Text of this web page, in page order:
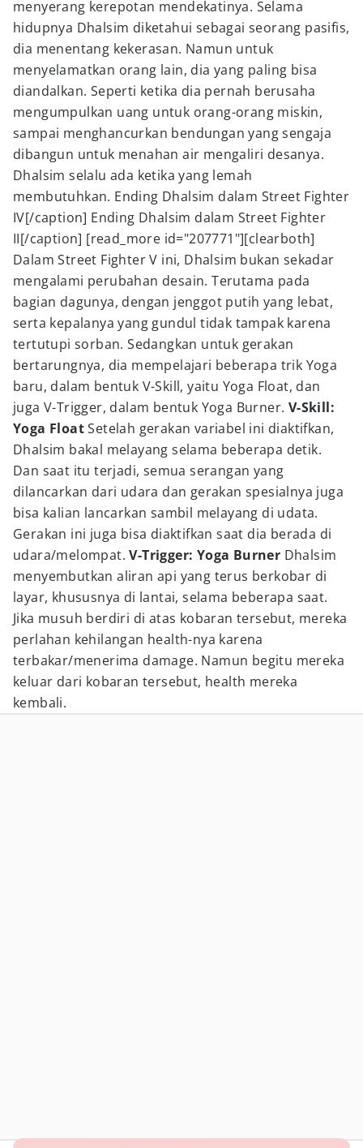
menyerang kerepotan mendekatinya. Selama
hidupnya Dhalsim diketahui sebagai seorang pasifis,
dia menentang kekerasan. Namun untuk
menyelamatkan orang lain, dia yang paling bisa
diandalkan. Seperti ketika dia pernah berusaha
mengumpulkan uang untuk orang-orang miskin,
sampai menghancurkan bendungan yang sengaja
dibangun untuk menahan air mengaliri desanya.
Dhalsim selalu ada ketika yang lemah
membutuhkan. Ending Dhalsim dalam Street Fighter
IV[/caption] Ending Dhalsim dalam Street Fighter
II[/caption] [read_more id="207771"][clearboth]
Dalam Street Fighter V ini, Dhalsim bukan sekadar
mengalami perubahan desain. Terutama pada
bagian dagunya, dengan jenggot putih yang lebat,
serta kepalanya yang gundul tidak tampak karena
tertutupi sorban. Sedangkan untuk gerakan
bertarungnya, dia mempelajari beberapa trik Yoga
baru, dalam bentuk V-Skill, yaitu Yoga Float, dan
juga V-Trigger, dalam bentuk Yoga Burner. V-Skill:
Yoga FloatSetelah gerakan variabel ini diaktifkan,
Dhalsim bakal melayang selama beberapa detik.
Dan saat itu terjadi, semua serangan yang
dilancarkan dari udara dan gerakan spesialnya juga
bisa kalian lancarkan sambil melayang di udata.
Gerakan ini juga bisa diaktifkan saat dia berada di
udara/melompat.V-Trigger: Yoga Burner Dhalsim
menyembutkan aliran api yang terus berkobar di
layar, khususnya di lantai, selama beberapa saat.
Jika musuh berdiri di atas kobaran tersebut, mereka
perlahan kehilangan health-nya karena
terbakar/menerima damage. Namun begitu mereka
keluar dari kobaran tersebut, health mereka
kembali.